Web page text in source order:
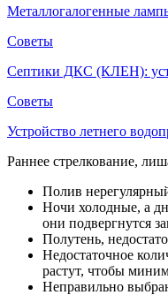
Металлогалогенные
Советы
Септики ДКС (КЛЕН):
Советы
Устройство летнего
Раннее стрелкование,
Полив
Ночи холодные, а
они подвергнутся
Полутень,
Недостаточное
растут, чтобы
Неправильно